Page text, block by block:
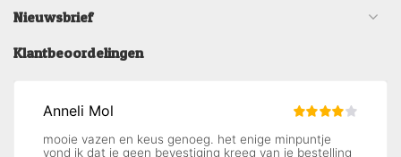
Nieuwsbrief
Klantbeoordelingen